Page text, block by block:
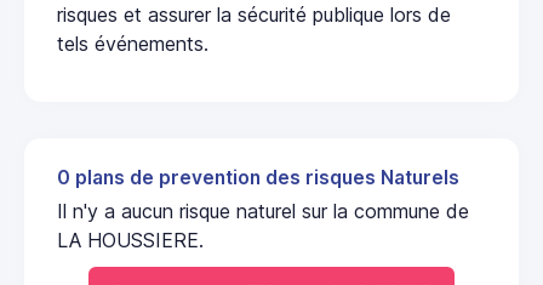
risques et assurer la sécurité publique lors de
tels événements.
0 plans de prevention des risques Naturels
Il n'y a aucun risque naturel sur la commune de
LA HOUSSIERE.